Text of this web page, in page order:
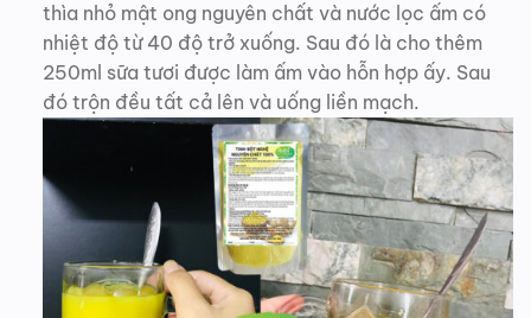
thìa nhỏ mật ong nguyên chất và nước lọc ấm có
nhiệt độ từ 40 độ trở xuống. Sau đó là cho thêm
250ml sữa tươi được làm ấm vào hỗn hợp ấy. Sau
đó trộn đều tất cả lên và uống liền mạch.